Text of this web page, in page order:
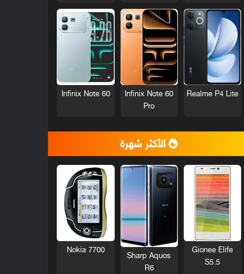
Realme P4 Lite
Infinix Note 60
Pro
Infinix Note 60
الأكثر شهرة
Gionee Elife
S5.5
Sharp Aquos
R6
Nokia 7700